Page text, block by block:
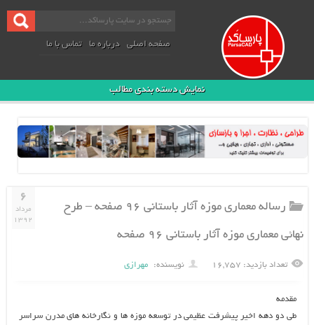
صفحه اصلی درباره ما تماس با ما
نمایش دسته بندی مطالب
۶
مرداد
۱۳۹۲
رساله معماری موزه آثار باستانی ۹۶ صفحه – طرح
نهائی معماری موزه آثار باستانی ۹۶ صفحه
تعداد بازدید: ۱۶,۷۵۷ نویسنده: مهرازی
مقدمه
طی دو دهه اخیر پیشرفت عظیمی در توسعه موزه ها و نگارخانه های مدرن سراسر